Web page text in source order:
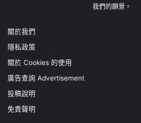
我們的願景。
關於我們
隱私政策
關於 Cookies 的使用
廣告查詢 Advertisement
投稿說明
免責聲明